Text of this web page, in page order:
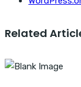
Related